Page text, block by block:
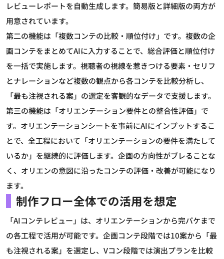
レビューレポートを自動生成します。簡易版と詳細版の両方が
用意されています。
第二の機能は「複数コンテの比較・順位付け」です。複数の企
画コンテをまとめてAIに入力することで、総合評価と順位付け
を一括で実施します。視聴者の視線を惹きつける要素・セリフ
とナレーションなど複数の観点から各コンテを比較分析し、
「最も注視される案」の選定を客観的なデータで支援します。
第三の機能は「オリエンテーション要件との整合性評価」で
す。オリエンテーションシートを事前にAIにインプットするこ
とで、全工程において「オリエンテーションの要件を満たして
いるか」を継続的に評価します。企画の方向性がブレることな
く、オリエンの意図に沿ったコンテの評価・改善が可能になり
ます。
制作フロー全体での活用を想定
「AIコンテレビュー」は、オリエンテーションから完パケまで
の各工程で活用が可能です。企画コンテ段階では10案から「最
も注視される案」を選定し、Vコン段階では演出プランを比較